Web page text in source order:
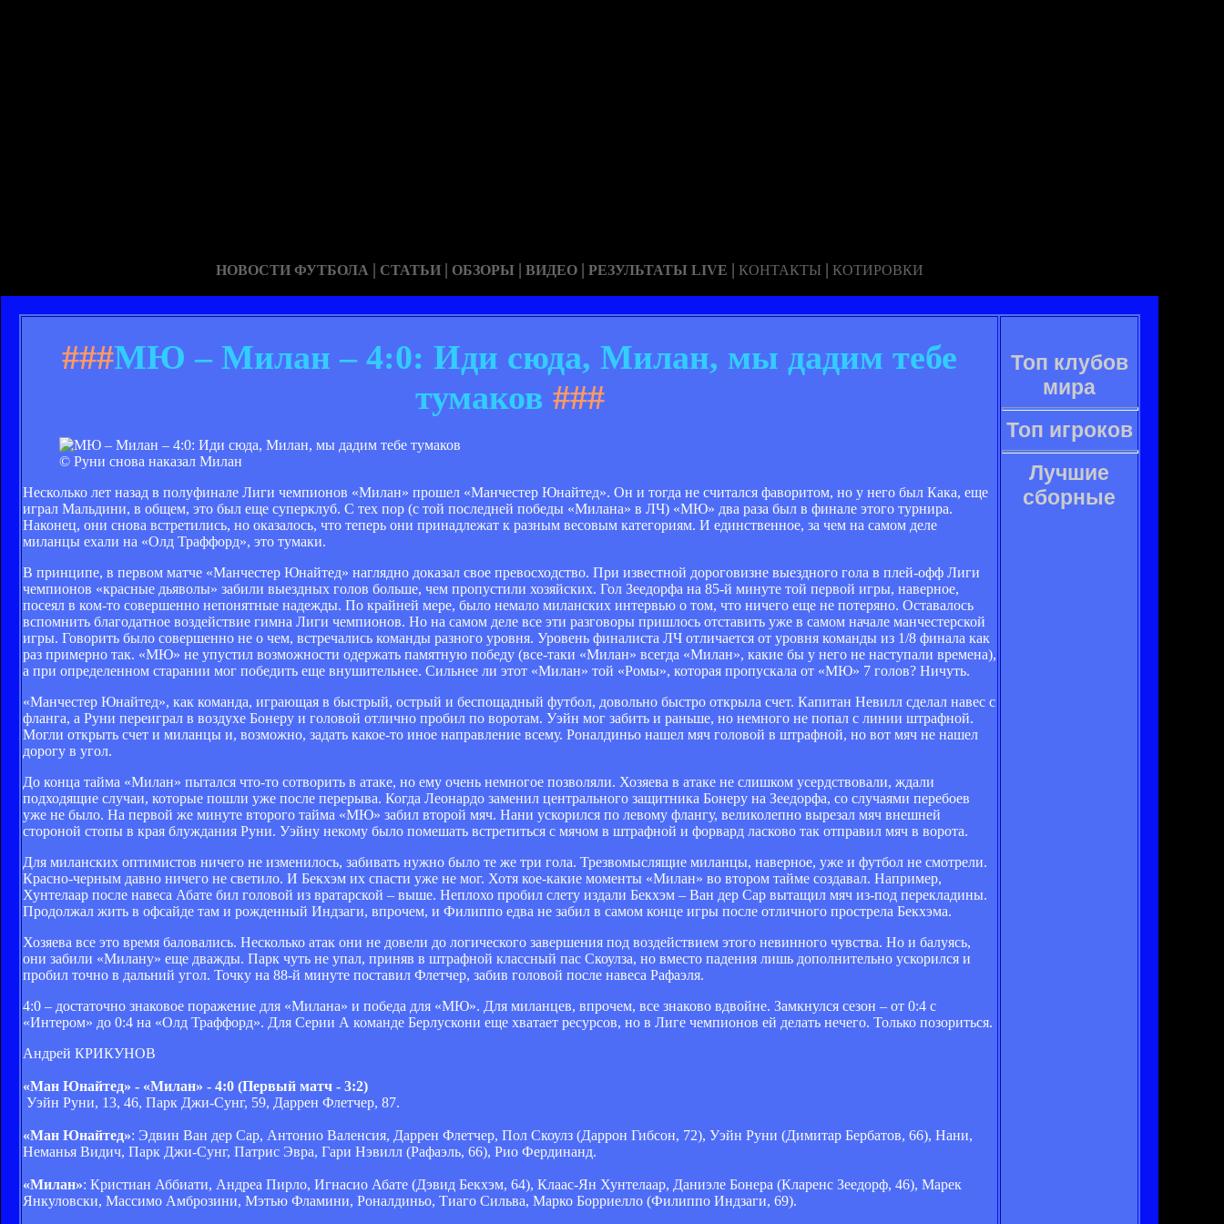
НОВОСТИ ФУТБОЛА | СТАТЬИ | ОБЗОРЫ | ВИДЕО | РЕЗУЛЬТАТЫ LIVE | КОНТАКТЫ | КОТИРОВКИ
###МЮ – Милан – 4:0: Иди сюда, Милан, мы дадим тебе
тумаков ###
© Руни снова наказал Милан
Несколько лет назад в полуфинале Лиги чемпионов «Милан» прошел «Манчестер Юнайтед». Он и тогда не считался фаворитом, но у него был Кака, еще
играл Мальдини, в общем, это был еще суперклуб. С тех пор (с той последней победы «Милана» в ЛЧ) «МЮ» два раза был в финале этого турнира.
Наконец, они снова встретились, но оказалось, что теперь они принадлежат к разным весовым категориям. И единственное, за чем на самом деле
миланцы ехали на «Олд Траффорд», это тумаки.
В принципе, в первом матче «Манчестер Юнайтед» наглядно доказал свое превосходство. При известной дороговизне выездного гола в плей-офф Лиги
чемпионов «красные дьяволы» забили выездных голов больше, чем пропустили хозяйских. Гол Зеедорфа на 85-й минуте той первой игры, наверное,
посеял в ком-то совершенно непонятные надежды. По крайней мере, было немало миланских интервью о том, что ничего еще не потеряно. Оставалось
вспомнить благодатное воздействие гимна Лиги чемпионов. Но на самом деле все эти разговоры пришлось отставить уже в самом начале манчестерской
игры. Говорить было совершенно не о чем, встречались команды разного уровня. Уровень финалиста ЛЧ отличается от уровня команды из 1/8 финала как
раз примерно так. «МЮ» не упустил возможности одержать памятную победу (все-таки «Милан» всегда «Милан», какие бы у него не наступали времена),
а при определенном старании мог победить еще внушительнее. Сильнее ли этот «Милан» той «Ромы», которая пропускала от «МЮ» 7 голов? Ничуть.
«Манчестер Юнайтед», как команда, играющая в быстрый, острый и беспощадный футбол, довольно быстро открыла счет. Капитан Невилл сделал навес с
фланга, а Руни переиграл в воздухе Бонеру и головой отлично пробил по воротам. Уэйн мог забить и раньше, но немного не попал с линии штрафной.
Могли открыть счет и миланцы и, возможно, задать какое-то иное направление всему. Роналдиньо нашел мяч головой в штрафной, но вот мяч не нашел
дорогу в угол.
До конца тайма «Милан» пытался что-то сотворить в атаке, но ему очень немногое позволяли. Хозяева в атаке не слишком усердствовали, ждали
подходящие случаи, которые пошли уже после перерыва. Когда Леонардо заменил центрального защитника Бонеру на Зеедорфа, со случаями перебоев
уже не было. На первой же минуте второго тайма «МЮ» забил второй мяч. Нани ускорился по левому флангу, великолепно вырезал мяч внешней
стороной стопы в края блуждания Руни. Уэйну некому было помешать встретиться с мячом в штрафной и форвард ласково так отправил мяч в ворота.
Для миланских оптимистов ничего не изменилось, забивать нужно было те же три гола. Трезвомыслящие миланцы, наверное, уже и футбол не смотрели.
Красно-черным давно ничего не светило. И Бекхэм их спасти уже не мог. Хотя кое-какие моменты «Милан» во втором тайме создавал. Например,
Хунтелаар после навеса Абате бил головой из вратарской – выше. Неплохо пробил слету издали Бекхэм – Ван дер Сар вытащил мяч из-под перекладины.
Продолжал жить в офсайде там и рожденный Индзаги, впрочем, и Филиппо едва не забил в самом конце игры после отличного прострела Бекхэма.
Хозяева все это время баловались. Несколько атак они не довели до логического завершения под воздействием этого невинного чувства. Но и балуясь,
они забили «Милану» еще дважды. Парк чуть не упал, приняв в штрафной классный пас Скоулза, но вместо падения лишь дополнительно ускорился и
пробил точно в дальний угол. Точку на 88-й минуте поставил Флетчер, забив головой после навеса Рафаэля.
4:0 – достаточно знаковое поражение для «Милана» и победа для «МЮ». Для миланцев, впрочем, все знаково вдвойне. Замкнулся сезон – от 0:4 с
«Интером» до 0:4 на «Олд Траффорд». Для Серии А команде Берлускони еще хватает ресурсов, но в Лиге чемпионов ей делать нечего. Только позориться.
Андрей КРИКУНОВ
«Ман Юнайтед» - «Милан» - 4:0 (Первый матч - 3:2)
Уэйн Руни, 13, 46, Парк Джи-Сунг, 59, Даррен Флетчер, 87.
«Ман Юнайтед»: Эдвин Ван дер Сар, Антонио Валенсия, Даррен Флетчер, Пол Скоулз (Даррон Гибсон, 72), Уэйн Руни (Димитар Бербатов, 66), Нани,
Неманья Видич, Парк Джи-Сунг, Патрис Эвра, Гари Нэвилл (Рафаэль, 66), Рио Фердинанд.
«Милан»: Кристиан Аббиати, Андреа Пирло, Игнасио Абате (Дэвид Бекхэм, 64), Клаас-Ян Хунтелаар, Даниэле Бонера (Кларенс Зеедорф, 46), Марек
Янкуловски, Массимо Амброзини, Мэтью Фламини, Роналдиньо, Тиаго Сильва, Марко Борриелло (Филиппо Индзаги, 69).
Топ клубов
мира
Топ игроков
Лучшие
сборные